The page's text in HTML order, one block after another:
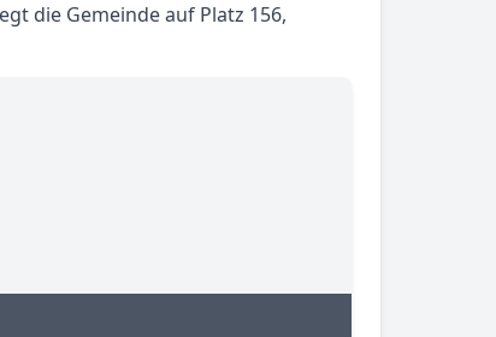
die Gemeinde auf Platz 156,